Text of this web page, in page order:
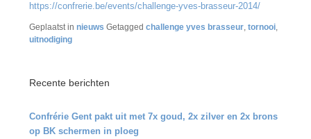
https://confrerie.be/events/challenge-yves-brasseur-2014/
Geplaatst in nieuws Getagged challenge yves brasseur, tornooi,
uitnodiging
Recente berichten
Confrérie Gent pakt uit met 7x goud, 2x zilver en 2x brons
op BK schermen in ploeg